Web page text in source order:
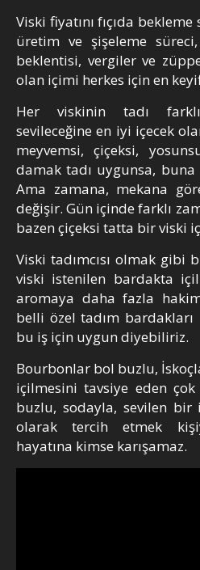
Viski fiyatını fıçıda
üretim ve şişeleme
beklentisi, vergiler ve
olan içimi herkes için en
Her viskinin tadı
sevileceğine en iyi içecek
meyvemsi, çiçeksi,
damak tadı uygunsa,
Ama zamana, mekana
değişir. Gün içinde farklı
bazen çiçeksi tatta bir viski
Viski tadımcısı olmak gibi
viski istenilen bardakta
aromaya daha fazla
belli özel tadım bardakları
bu iş için uygun diyebiliriz.
Bourbonlar bol buzlu,
içilmesini tavsiye eden
buzlu, sodayla, sevilen bir
olarak tercih etmek
hayatına kimse karışamaz.